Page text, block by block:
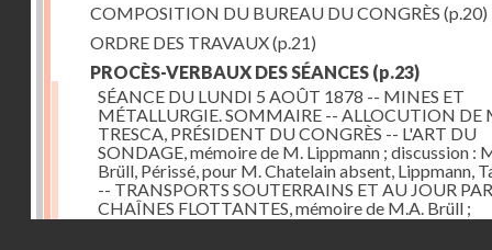
COMPOSITION DU BUREAU DU CONGRÈS (p.20)
ORDRE DES TRAVAUX(p.21)
PROCÈS-VERBAUX DES SÉANCES (p.23)
SÉANCE DU LUNDI 5 AOÛT 1878 -- MINES ET
MÉTALLURGIE. SOMMAIRE -- ALLOCUTION DE
TRESCA, PRÉSIDENT DU CONGRÈS -- L'ART DU
SONDAGE, mémoire de M. Lippmann ; discussion :
Brüll, Périssé, pour M. Chatelain absent, Lippmann,
-- TRANSPORTS SOUTERRAINS ET AU JOUR PAR
CHAÎNES FLOTTANTES, mémoire de M.A. Brüll ;
observations de M. Mékarsky(p.23)